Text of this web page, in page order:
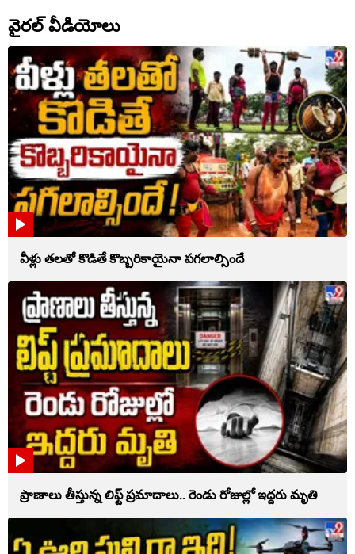
వైరల్ వీడియోలు
వీళ్లు తలతో కొడితే కొబ్బరికాయైనా పగలాల్సిందే
ప్రాణాలు తీస్తున్న లిఫ్ట్‌ ప్రమాదాలు.. రెండు రోజుల్లో ఇద్దరు మృతి